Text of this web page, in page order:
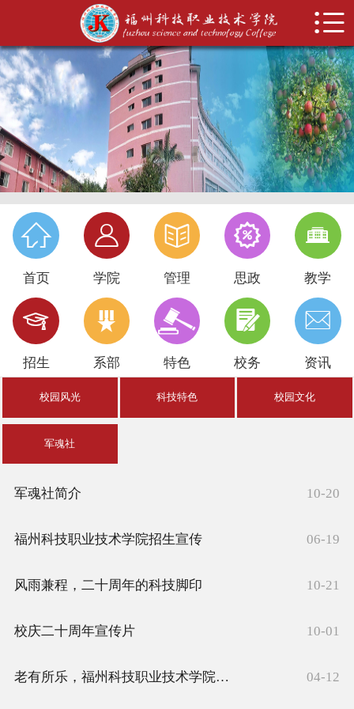
 首页
学院概况
管理机构
思政建设
教学科研
招生就业
系部设置
科技特色
校务公开


首页

学院

管理

思政

教学

招生

系部

特色

校务

资讯
校园风光 科技特色 校园文化
军魂社
军魂社简介 10-20
福州科技职业技术学院招生宣传 06-19
风雨兼程，二十周年的科技脚印 10-21
校庆二十周年宣传片 10-01
老有所乐，福州科技职业技术学院晚霞大学开班 04-12